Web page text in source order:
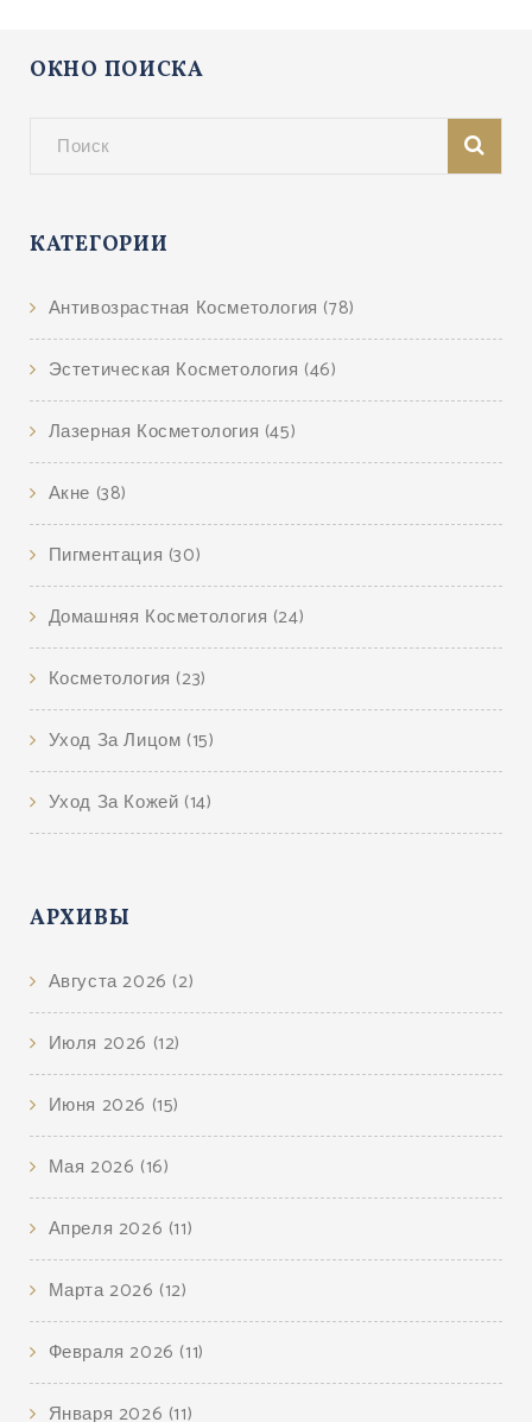
ОКНО ПОИСКА
КАТЕГОРИИ
Антивозрастная Косметология (78)
Эстетическая Косметология (46)
Лазерная Косметология (45)
Акне (38)
Пигментация (30)
Домашняя Косметология (24)
Косметология (23)
Уход За Лицом (15)
Уход За Кожей (14)
АРХИВЫ
Августа 2026 (2)
Июля 2026 (12)
Июня 2026 (15)
Мая 2026 (16)
Апреля 2026 (11)
Марта 2026 (12)
Февраля 2026 (11)
Января 2026 (11)